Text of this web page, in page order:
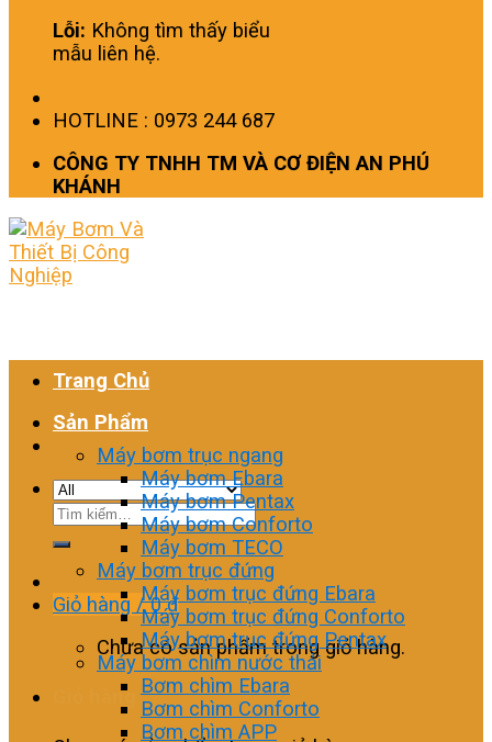
Lỗi: Không tìm thấy biểu
mẫu liên hệ.
HOTLINE : 0973 244 687
CÔNG TY TNHH TM VÀ CƠ ĐIỆN AN PHÚ
KHÁNH
Tìm
Giỏ hàng /0₫
Chưa có sản phẩm trong giỏ hàng.
Giỏ hàng
Trang Chủ
Sản Phẩm
Máy bơm trục ngang
Máy bơm Ebara
Máy bơm Pentax
Máy bơm Conforto
Máy bơm TECO
Máy bơm trục đứng
Máy bơm trục đứng Ebara
Máy bơm trục đứng Conforto
Máy bơm trục đứng Pentax
Máy bơm chìm nước thải
Bơm chìm Ebara
Bơm chìm Conforto
Bơm chìm APP